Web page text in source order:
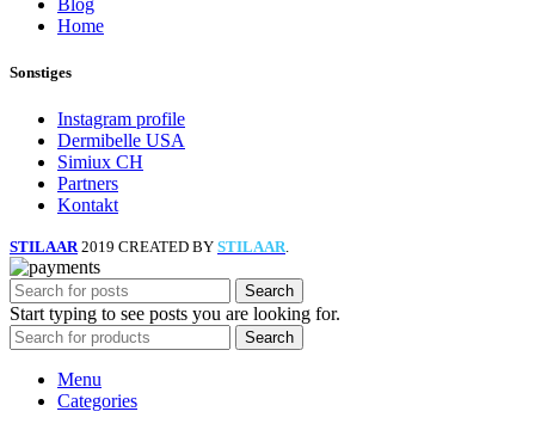
Home
Sonstiges
Instagram profile
Dermibelle USA
Simiux CH
Partners
Kontakt
STILAAR 2019 CREATED BY STILAAR.
Search
Start typing to see posts you are looking for.
Search
Menu
Categories